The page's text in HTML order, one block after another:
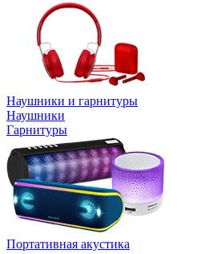
Наушники и гарнитуры
Наушники
Гарнитуры
Портативная акустика